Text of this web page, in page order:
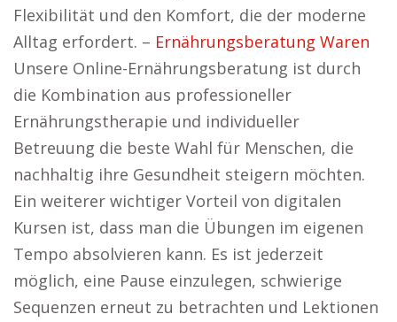
Flexibilität und den Komfort, die der moderne
Alltag erfordert. – Ernährungsberatung Waren
Unsere Online-Ernährungsberatung ist durch
die Kombination aus professioneller
Ernährungstherapie und individueller
Betreuung die beste Wahl für Menschen, die
nachhaltig ihre Gesundheit steigern möchten.
Ein weiterer wichtiger Vorteil von digitalen
Kursen ist, dass man die Übungen im eigenen
Tempo absolvieren kann. Es ist jederzeit
möglich, eine Pause einzulegen, schwierige
Sequenzen erneut zu betrachten und Lektionen